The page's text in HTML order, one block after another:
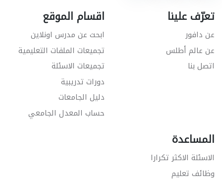
تعرّف علينا
عن دافور
عن عالم أطلس
اتصل بنا
اقسام الموقع
ابحث عن مدرس اونلاين
تجميعات الملفات التعليمية
تجميعات الاسئلة
دورات تدريبية
دليل الجامعات
حساب المعدل الجامعي
المساعدة
الاسئلة الاكثر تكرارا
وظائف تعليم